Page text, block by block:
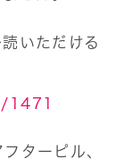
いただける
1471
ターピル、